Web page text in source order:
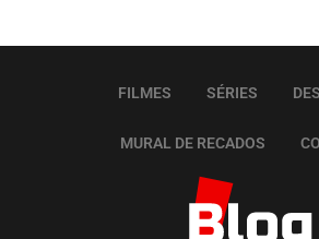
FILMES SÉRIES
MURAL DE RECADOS